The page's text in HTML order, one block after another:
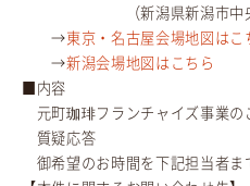
（新潟県新潟市中央区
→東京・名古屋会場地図はこ
→新潟会場地図はこちら
■内容
元町珈琲フランチャイズ事業の
質疑応答
御希望のお時間を下記担当者ま